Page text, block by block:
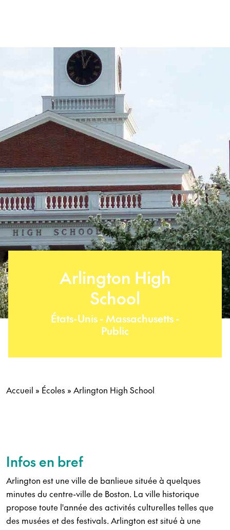
Arlington High
School
États-Unis - Massachusetts -
Public
Accueil » Écoles » Arlington High School
Infos en bref
Arlington est une ville de banlieue située à quelques
minutes du centre-ville de Boston. La ville historique
propose toute l'année des activités culturelles telles que
des musées et des festivals. Arlington est situé à une